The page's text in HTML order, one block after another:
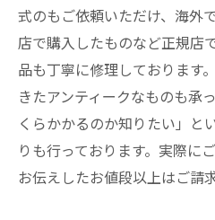
式のもご依頼いただけ、海外
店で購入したものなど正規店
品も丁寧に修理しております
きたアンティークなものも承
くらかかるのか知りたい」と
りも行っております。実際に
お伝えしたお値段以上はご請